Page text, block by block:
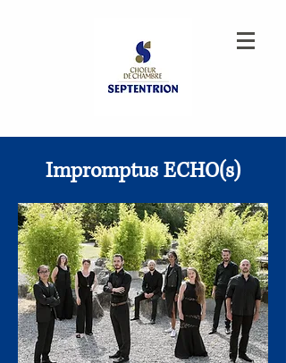
Impromptus ECHO(s)